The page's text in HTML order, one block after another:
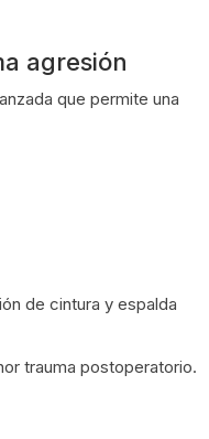
agresión
que permite una
de cintura y espalda
trauma postoperatorio.